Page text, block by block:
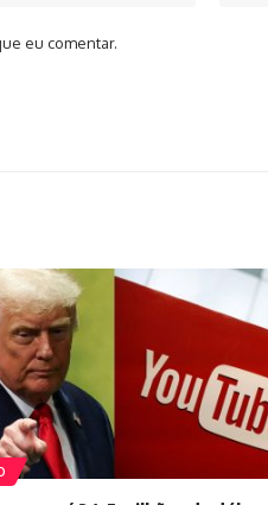
eu comentar.